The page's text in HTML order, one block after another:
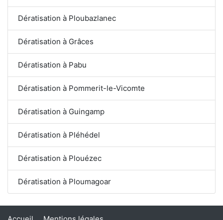
Dératisation à Ploubazlanec
Dératisation à Grâces
Dératisation à Pabu
Dératisation à Pommerit-le-Vicomte
Dératisation à Guingamp
Dératisation à Pléhédel
Dératisation à Plouézec
Dératisation à Ploumagoar